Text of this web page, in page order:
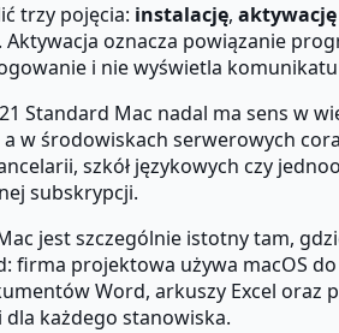
trzy pojęcia: instalację, aktywację
oznacza powiązanie
i nie wyświetla
Standard Mac nadal ma sens w
a w środowiskach serwerowych
szkół językowych czy
subskrypcji.
jest szczególnie istotny tam,
firma projektowa używa macOS
Word, arkuszy Excel
każdego stanowiska.